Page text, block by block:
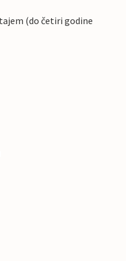
(do četiri godine